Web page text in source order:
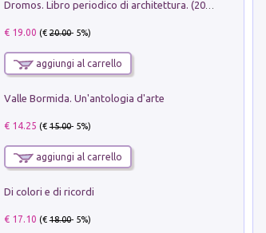
Dromos. Libro periodico di architettura. (2026). Vol. 15: Post-model
€ 19.00 (€20.00- 5%)
aggiungi al carrello
Valle Bormida. Un'antologia d'arte
€ 14.25 (€15.00- 5%)
aggiungi al carrello
Di colori e di ricordi
€ 17.10 (€18.00- 5%)